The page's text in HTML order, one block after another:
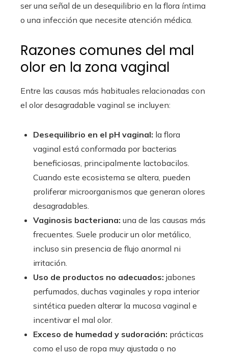
ser una señal de un desequilibrio en la flora íntima
o una infección que necesite atención médica.
Razones comunes del mal
olor en la zona vaginal
Entre las causas más habituales relacionadas con
el olor desagradable vaginal se incluyen:
Desequilibrio en el pH vaginal: la flora
vaginal está conformada por bacterias
beneficiosas, principalmente lactobacilos.
Cuando este ecosistema se altera, pueden
proliferar microorganismos que generan olores
desagradables.
Vaginosis bacteriana: una de las causas más
frecuentes. Suele producir un olor metálico,
incluso sin presencia de flujo anormal ni
irritación.
Uso de productos no adecuados: jabones
perfumados, duchas vaginales y ropa interior
sintética pueden alterar la mucosa vaginal e
incentivar el mal olor.
Exceso de humedad y sudoración: prácticas
como el uso de ropa muy ajustada o no